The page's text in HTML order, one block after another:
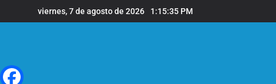
al
viernes, 7 de agosto de 2026 1:15:37 PM